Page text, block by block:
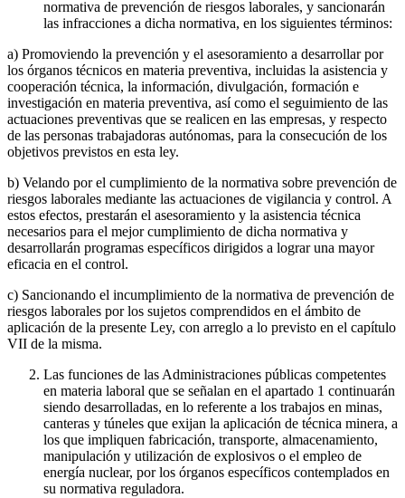
normativa de prevención de riesgos laborales, y sancionarán
las infracciones a dicha normativa, en los siguientes términos:
a) Promoviendo la prevención y el asesoramiento a desarrollar por
los órganos técnicos en materia preventiva, incluidas la asistencia y
cooperación técnica, la información, divulgación, formación e
investigación en materia preventiva, así como el seguimiento de las
actuaciones preventivas que se realicen en las empresas, y respecto
de las personas trabajadoras autónomas, para la consecución de los
objetivos previstos en esta ley.
b) Velando por el cumplimiento de la normativa sobre prevención de
riesgos laborales mediante las actuaciones de vigilancia y control. A
estos efectos, prestarán el asesoramiento y la asistencia técnica
necesarios para el mejor cumplimiento de dicha normativa y
desarrollarán programas específicos dirigidos a lograr una mayor
eficacia en el control.
c) Sancionando el incumplimiento de la normativa de prevención de
riesgos laborales por los sujetos comprendidos en el ámbito de
aplicación de la presente Ley, con arreglo a lo previsto en el capítulo
VII de la misma.
Las funciones de las Administraciones públicas competentes
en materia laboral que se señalan en el apartado 1 continuarán
siendo desarrolladas, en lo referente a los trabajos en minas,
canteras y túneles que exijan la aplicación de técnica minera, a
los que impliquen fabricación, transporte, almacenamiento,
manipulación y utilización de explosivos o el empleo de
energía nuclear, por los órganos específicos contemplados en
su normativa reguladora.